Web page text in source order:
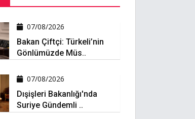
07/08/2026
Bakan Çiftçi: Türkeli’nin
Gönlümüzde Müs..
07/08/2026
Dışişleri Bakanlığı'nda
Suriye Gündemli ..